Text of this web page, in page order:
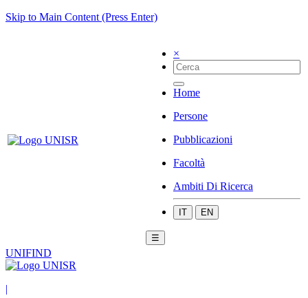
Skip to Main Content (Press Enter)
×
Home
Persone
Pubblicazioni
Facoltà
Ambiti Di Ricerca
IT EN
☰
UNIFIND
|